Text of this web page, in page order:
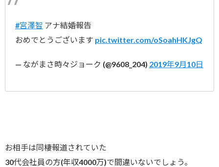
#宮澤智 アナ結婚報告
おめでとうございます pic.twitter.com/oSoahHKJgQ
— ながまさ時々ジョーク (@9608_204) 2019年9月10日
お相手は同棲報道されていた
30代会社員の方(年収4000万)で間違いないでしょう。